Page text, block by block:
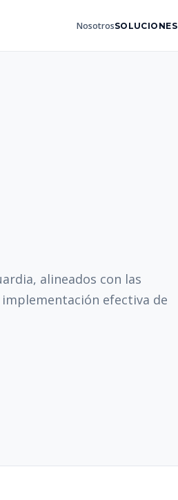
NosotrosSOLUCIONES
alineados con las
efectiva de